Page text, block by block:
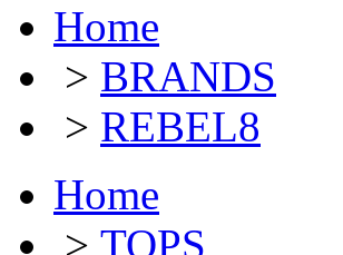
Home
> BRANDS
> REBEL8
Home
> TOPS